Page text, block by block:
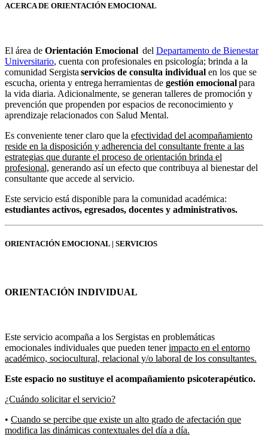
ACERCA DE ORIENTACIÓN EMOCIONAL
El área de Orientación Emocional del Departamento de Bienestar
Universitario, cuenta con profesionales en psicología; brinda a la
comunidad Sergista servicios de consulta individual en los que se
escucha, orienta y entrega herramientas de gestión emocionalpara
la vida diaria. Adicionalmente, se generan talleres de promoción y
prevención que propenden por espacios de reconocimiento y
aprendizaje relacionados con Salud Mental.
Es conveniente tener claro que la efectividad del acompañamiento
reside en la disposición y adherencia del consultante frente a las
estrategias que durante el proceso de orientación brinda el
profesional, generando así un efecto que contribuya al bienestar del
consultante que accede al servicio.
Este servicio está disponible para la comunidad académica:
estudiantes activos, egresados, docentes y administrativos.
ORIENTACIÓN EMOCIONAL | SERVICIOS
ORIENTACIÓN INDIVIDUAL
Este servicio acompaña a los Sergistas en problemáticas
emocionales individuales que pueden tenerimpacto en el entorno
académico, sociocultural, relacional y/o laboral de los consultantes.
Este espacio no sustituye el acompañamiento psicoterapéutico.
¿Cuándo solicitar el servicio?
• Cuando se percibe que existe un alto grado de afectación que
modifica las dinámicas contextuales del día a día.